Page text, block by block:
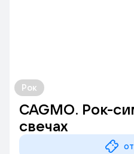
Рок
CAGMO. Рок-
свечах